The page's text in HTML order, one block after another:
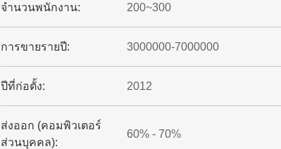
จํานวนพนักงาน: 200~300
การขายรายปี: 3000000-7000000
ปีที่ก่อตั้ง: 2012
ส่งออก (คอมพิวเตอร์
ส่วนบุคคล):
60% - 70%